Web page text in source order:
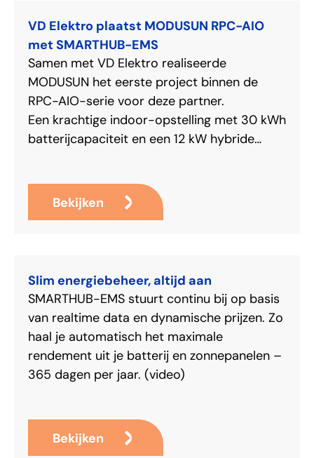
VD Elektro plaatst MODUSUN RPC-AIO
met SMARTHUB-EMS
Samen met VD Elektro realiseerde
MODUSUN het eerste project binnen de
RPC-AIO-serie voor deze partner.
Een krachtige indoor-opstelling met 30 kWh
batterijcapaciteit en een 12 kW hybride
hoe kennisdeling, praktijkervaring en
techniek samenkomen in efficiënte
Bekijken
Slim energiebeheer, altijd aan
SMARTHUB-EMS stuurt continu bij op basis
van realtime data en dynamische prijzen. Zo
haal je automatisch het maximale
rendement uit je batterij en zonnepanelen –
365 dagen per jaar. (video)
Bekijken